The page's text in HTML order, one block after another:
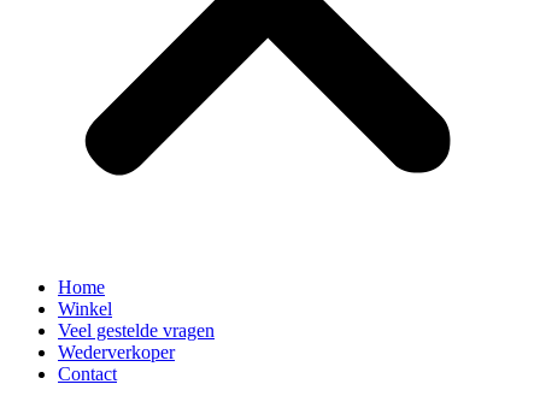
Home
Winkel
Veel gestelde vragen
Wederverkoper
Contact